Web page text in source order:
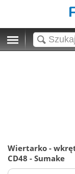
Wiertarko -
CD48 - Sumake